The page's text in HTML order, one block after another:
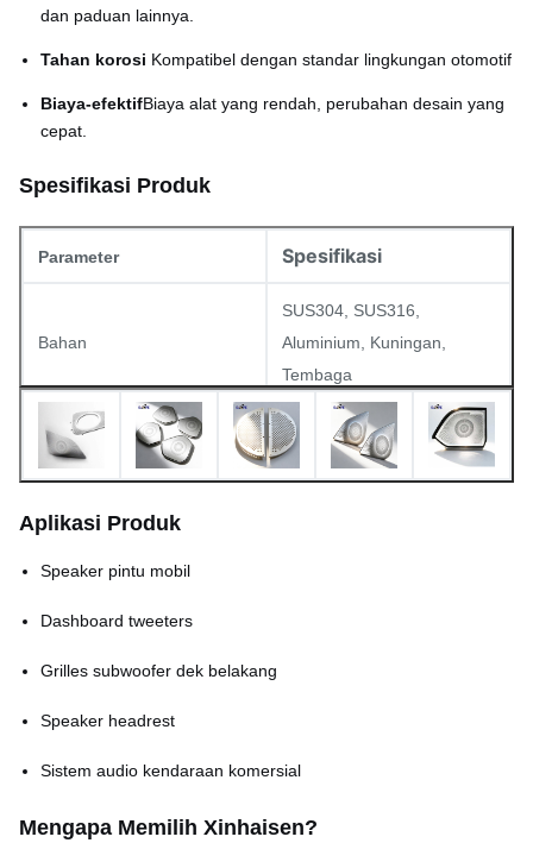
dan paduan lainnya.
Tahan korosi ️ Kompatibel dengan standar lingkungan otomotif
Biaya-efektifBiaya alat yang rendah, perubahan desain yang
cepat.
Spesifikasi Produk
Parameter Spesifikasi
Bahan
SUS304, SUS316,
Aluminium, Kuningan,
Tembaga
Ketebalan 0.02mm 1.5mm
Diameter lubang minimum 0.03mm
Lebar garis minimum
Penutup permukaan
Aplikasi Produk
Speaker pintu mobil
Dashboard tweeters
Grilles subwoofer dek belakang
Speaker headrest
Sistem audio kendaraan komersial
Mengapa Memilih Xinhaisen?